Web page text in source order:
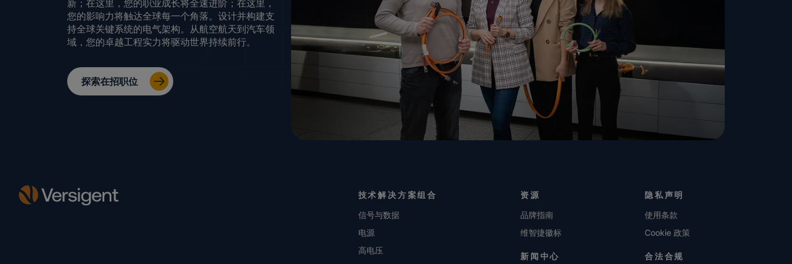
新；在这里，您的职业成长将全速进阶；在这里，
您的影响力将触达全球每一个角落。设计并构建支
持全球关键系统的电气架构。从航空航天到汽车领
域，您的卓越工程实力将驱动世界持续前行。
探索在招职位
技术解决方案组合
信号与数据
电源
高电压
资源
品牌指南
维智捷徽标
新闻中心
隐私声明
使用条款
Cookie 政策
合法合规